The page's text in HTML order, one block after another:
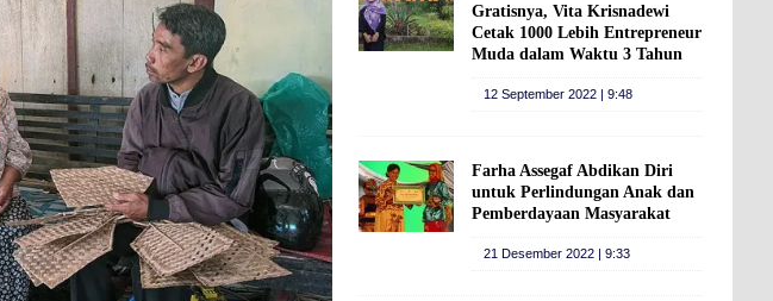
Gratisnya, Vita Krisnadewi
Cetak 1000 Lebih Entrepreneur
Muda dalam Waktu 3 Tahun
12 September 2022 | 9:48
Farha Assegaf Abdikan Diri
untuk Perlindungan Anak dan
Pemberdayaan Masyarakat
21 Desember 2022 | 9:33